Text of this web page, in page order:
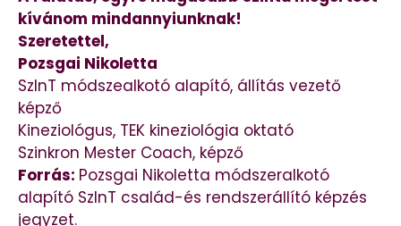
kívánom mindannyiunknak!
Szeretettel,
Pozsgai Nikoletta
SzInT módszealkotó alapító, állítás vezető
képző
Kineziológus, TEK kineziológia oktató
Szinkron Mester Coach, képző
Forrás: Pozsgai Nikoletta módszeralkotó
alapító SzInT család-és rendszerállító képzés
jegyzet.